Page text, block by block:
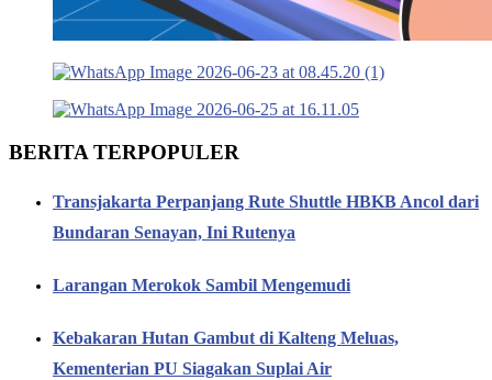
BERITA TERPOPULER
Transjakarta Perpanjang Rute Shuttle HBKB Ancol dari
Bundaran Senayan, Ini Rutenya
Larangan Merokok Sambil Mengemudi
Kebakaran Hutan Gambut di Kalteng Meluas,
Kementerian PU Siagakan Suplai Air